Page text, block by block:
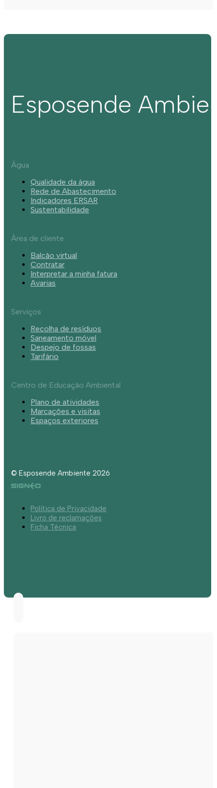
Esposende
Água
Qualidade da água
Rede de Abastecimento
Indicadores ERSAR
Sustentabilidade
Área de cliente
Balcão virtual
Contratar
Interpretar a minha fatura
Avarias
Serviços
Recolha de resíduos
Saneamento móvel
Despejo de fossas
Tarifário
Centro de Educação Ambiental
Plano de atividades
Marcações e visitas
Espaços exteriores
© Esposende Ambiente 2026
Política de Privacidade
Livro de reclamações
Ficha Técnica